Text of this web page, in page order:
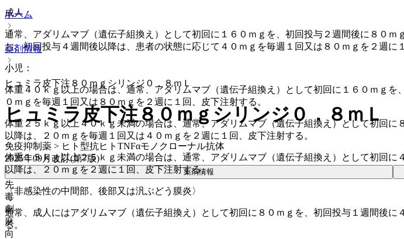
成人：
通常、アダリムマブ（遺伝子組換え）として初回に１６０ｍｇを、初回投与２週間後に８０
お、初回投与４週間後以降は、患者の状態に応じて４０ｍｇを毎週１回又は８０ｍｇを２週に
小児：
体重４０ｋｇ以上の場合は、通常、アダリムマブ（遺伝子組換え）として初回に１６０ｍｇ
０ｍｇを毎週１回又は８０ｍｇを２週に１回、皮下注射する。
体重２５ｋｇ以上４０ｋｇ未満の場合は、通常、アダリムマブ（遺伝子組換え）として初回
以降は、２０ｍｇを毎週１回又は４０ｍｇを２週に１回、皮下注射する。
体重１５ｋｇ以上２５ｋｇ未満の場合は、通常、アダリムマブ（遺伝子組換え）として初回
以降は、２０ｍｇを２週に１回、皮下注射する。
〈非感染性の中間部、後部又は汎ぶどう膜炎〉
通常、成人にはアダリムマブ（遺伝子組換え）として初回に８０ｍｇを、初回投与１週間後
る。
ホーム
薬剤情報
ヒュミラ皮下注８０ｍｇシリンジ０．８ｍＬ
ヒュミラ皮下注８０ｍｇシリンジ０．８ｍＬ
免疫抑制薬 > ヒト型抗ヒトTNFαモノクローナル抗体
2025年09月改訂(第7版)
薬剤情報
先
毒
劇
麻
向